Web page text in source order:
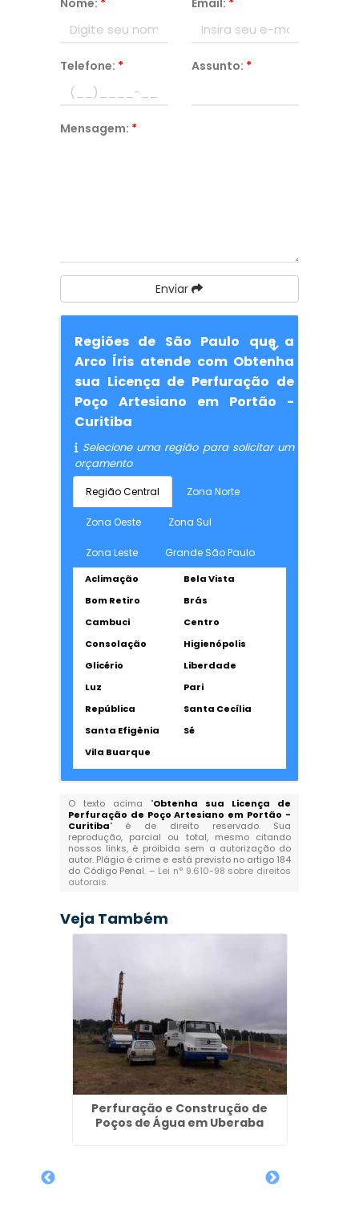
Nome: * Email: *
Telefone: * Assunto: *
Mensagem: *
Enviar
Regiões de São Paulo que a
Arco Íris atende com Obtenha
sua Licença de Perfuração de
Poço Artesiano em Portão -
Curitiba
Selecione uma região para solicitar um
orçamento
Região Central Zona Norte
Zona Oeste Zona Sul
Zona Leste Grande São Paulo
Aclimação
Bela Vista
Bom Retiro
Brás
Cambuci
Centro
Consolação
Higienópolis
Glicério
Liberdade
Luz
Pari
República
Santa Cecília
Santa Efigênia
Sé
Vila Buarque
O texto acima "Obtenha sua Licença de
Perfuração de Poço Artesiano em Portão -
Curitiba" é de direito reservado. Sua
reprodução, parcial ou total, mesmo citando
nossos links, é proibida sem a autorização do
autor. Plágio é crime e está previsto no artigo 184
do Código Penal. – Lei n° 9.610-98 sobre direitos
autorais.
Veja Também
Perfuração e Construção de
Poços de Água em Uberaba